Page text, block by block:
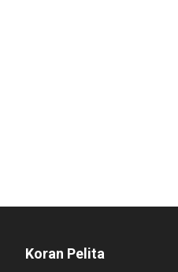
Koran Pelita